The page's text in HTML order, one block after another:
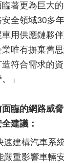
著更為巨大
全領域30多
用供應鏈夥
唯有摒棄舊
符合需求的
」
臨的網路威
建議：
速建構汽車系
嚴重影響車輛